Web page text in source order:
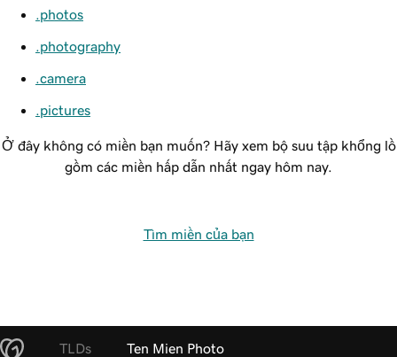
.photos
.photography
.camera
.pictures
Ở đây không có miền bạn muốn? Hãy xem bộ sưu tập khổng lồ
gồm các miền hấp dẫn nhất ngay hôm nay.
Tìm miền của bạn
TLDs Ten Mien Photo